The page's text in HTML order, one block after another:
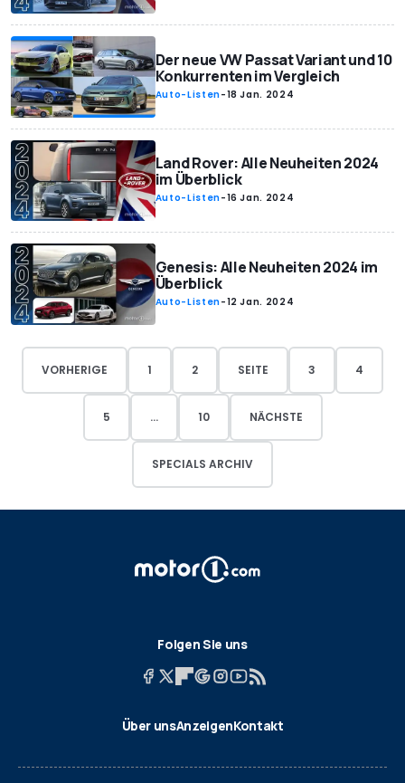
Der neue VW Passat Variant und 10
Konkurrenten im Vergleich
Auto-Listen-18 Jan. 2024
Land Rover: Alle Neuheiten 2024
im Überblick
Auto-Listen-16 Jan. 2024
Genesis: Alle Neuheiten 2024 im
Überblick
Auto-Listen-12 Jan. 2024
VORHERIGE 1 2 SEITE 3 4
5 ... 10 NÄCHSTE
SPECIALS ARCHIV
Folgen Sie uns
Über unsAnzeigenKontakt